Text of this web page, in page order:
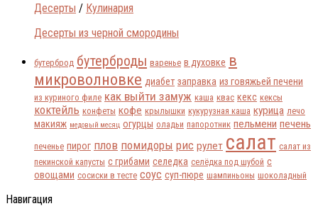
Десерты / Кулинария
Десерты из черной смородины
бутерброд бутерброды варенье в духовке в
микроволновке диабет заправка из говяжьей печени
из куриного филе как выйти замуж каша квас кекс кексы
коктейль конфеты кофе крылышки кукурузная каша курица лечо
макияж медовый месяц огурцы оладьи папоротник пельмени печень
печенье пирог плов помидоры рис рулет салат салат из
пекинской капусты с грибами селедка селёдка под шубой с
овощами сосиски в тесте соус суп-пюре шампиньоны шоколадный
Навигация